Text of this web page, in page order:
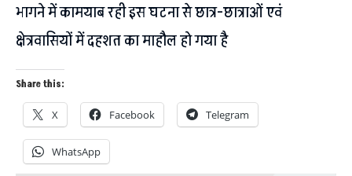
भागने में कामयाब रही इस घटना से छात्र-छात्राओं एवं
क्षेत्रवासियों में दहशत का माहौल हो गया है
Share this:
X Facebook Telegram
WhatsApp